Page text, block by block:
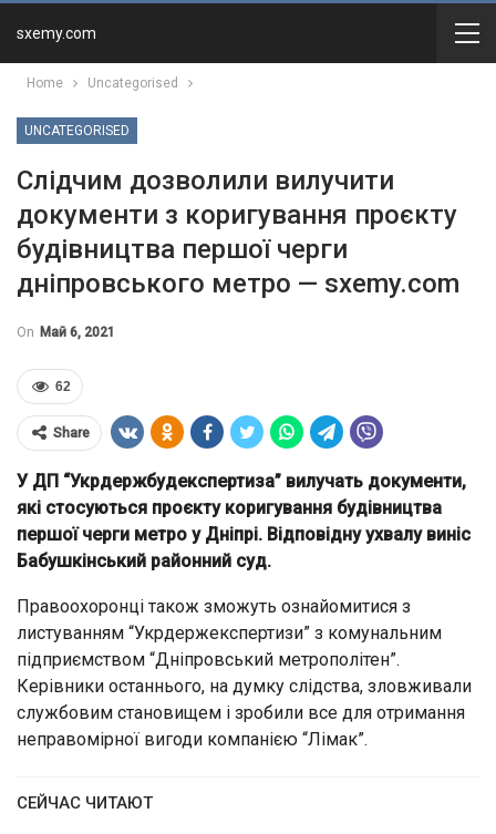
sxemy.com
Home Uncategorised
UNCATEGORISED
Слідчим дозволили вилучити
документи з коригування проєкту
будівництва першої черги
дніпровського метро — sxemy.com
On Май 6, 2021
62
Share
У ДП “Укрдержбудекспертиза” вилучать документи,
які стосуються проєкту коригування будівництва
першої черги метро у Дніпрі. Відповідну ухвалу виніс
Бабушкінський районний суд.
Правоохоронці також зможуть ознайомитися з
листуванням “Укрдержекспертизи” з комунальним
підприємством “Дніпровський метрополітен”.
Керівники останнього, на думку слідства, зловживали
службовим становищем і зробили все для отримання
неправомірної вигоди компанією “Лімак”.
СЕЙЧАС ЧИТАЮТ